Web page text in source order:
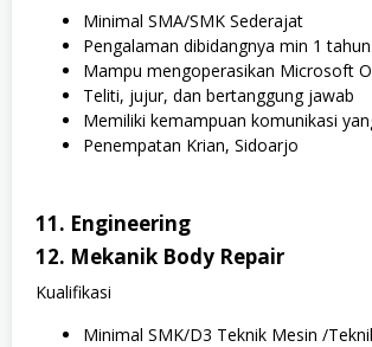
Minimal SMA/SMK Sederajat
Pengalaman dibidangnya min 1 tahun
Mampu mengoperasikan Microsoft
Teliti, jujur, dan bertanggung jawab
Memiliki kemampuan komunikasi
Penempatan Krian, Sidoarjo
11. Engineering
12. Mekanik Body Repair
Kualifikasi
Minimal SMK/D3 Teknik Mesin /